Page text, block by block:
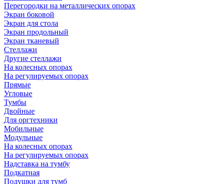
Перегородки на металлических опорах
Экран боковой
Экран для стола
Экран продольный
Экран тканевый
Стеллажи
Другие стеллажи
На колесных опорах
На регулируемых опорах
Прямые
Угловые
Тумбы
Двойные
Для оргтехники
Мобильные
Модульные
На колесных опорах
На регулируемых опорах
Надставка на тумбу
Подкатная
Подушки для тумб